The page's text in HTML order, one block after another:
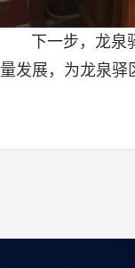
下一步，龙泉
量发展，为龙泉驿